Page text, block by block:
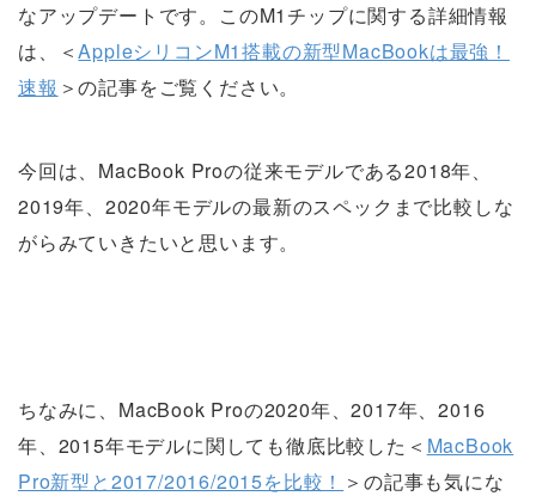
なアップデートです。このM1チップに関する詳細情報
は、＜AppleシリコンM1搭載の新型MacBookは最強！
速報 ＞の記事をご覧ください。
今回は、MacBook Proの従来モデルである2018年、
2019年、2020年モデルの最新のスペックまで比較しな
がらみていきたいと思います。
ちなみに、MacBook Proの2020年、2017年、2016
年、2015年モデルに関しても徹底比較した＜ MacBook
Pro新型と2017/2016/2015を比較！ ＞の記事も気にな